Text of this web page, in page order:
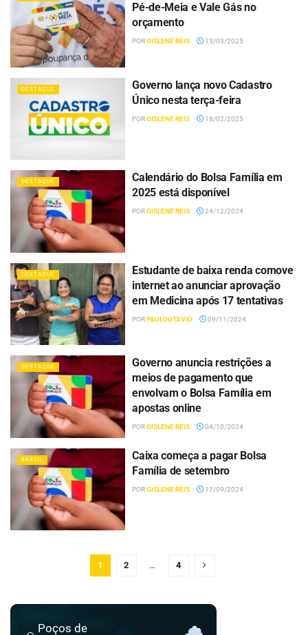
Pé-de-Meia e Vale Gás no
orçamento
PORGISLENE REIS 13/03/2025
DESTAQUE
Governo lança novo Cadastro
Único nesta terça-feira
PORGISLENE REIS 18/02/2025
DESTAQUE
Calendário do Bolsa Família em
2025 está disponível
PORGISLENE REIS 24/12/2024
DESTAQUE
Estudante de baixa renda comove
internet ao anunciar aprovação
em Medicina após 17 tentativas
PORPAULOOTAVIO 09/11/2024
DESTAQUE
Governo anuncia restrições a
meios de pagamento que
envolvam o Bolsa Família em
apostas online
PORGISLENE REIS 04/10/2024
BRASIL
Caixa começa a pagar Bolsa
Família de setembro
PORGISLENE REIS 17/09/2024
1 2 … 4
Poços de